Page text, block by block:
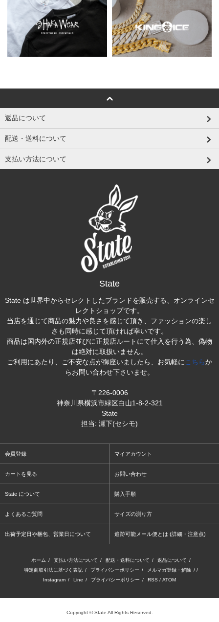
返品について
配送・送料について
支払い方法について
State
State は世界中からセレクトしたブランドを販売する、オンラインセ
レクトショップです。
当店を通じて商品の魅力や良さを感じて頂き、ファッションの楽し
さも同時に感じて頂ければ幸いです。
商品は国内外の正規店並びに正規店ルートにて仕入を行う為、偽物
は絶対に取扱いません。
ご利用にあたり、ご不安な点が御座いましたら、お気軽に こちらか
らお問い合わせ下さいませ。
〒226-0006
神奈川県横浜市緑区白山1-8-2-321
State
担当: 瀬下(セシモ)
会員登録 マイアカウント
カートを見る お問い合わせ
State について 購入手順
よくあるご質問 サイズの測り方
出荷予定日や梱包、営業日について 追跡可能メール便とは (詳細・注意点)
ホーム / 支払い方法について / 配送・送料について / 返品について /
特定商取引法に基づく表記 / プライバシーポリシー / メルマガ登録・解除 / /
Instagram / Line / プライバシーポリシー / RSS / ATOM
Copyright © State All Rights Reserved.